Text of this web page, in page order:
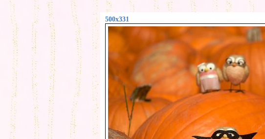
500x331